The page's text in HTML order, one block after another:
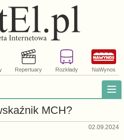
Repertuary Rozkłady NaWynos
MCH?
02.09.2024